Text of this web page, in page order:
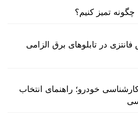
تمیز کنیم؟
در تابلوهای برق الزامی
خودرو؛ راهنمای انتخاب